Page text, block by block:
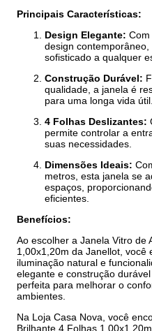
Principais Características:
Design Elegante:
design
sofisticado a qualquer
Construção Durável:
qualidade, a janela é
para uma longa vida útil.
4 Folhas Deslizantes:
permite controlar a
suas necessidades.
Dimensões Ideais:
metros, esta janela se
espaços,
eficientes.
Benefícios:
Ao escolher a Janela Vitro de
1,00x1,20m da Janellot, você
iluminação natural e
elegante e construção
perfeita para melhorar o
ambientes.
Na Loja Casa Nova, você
Brilhante 4 Folhas